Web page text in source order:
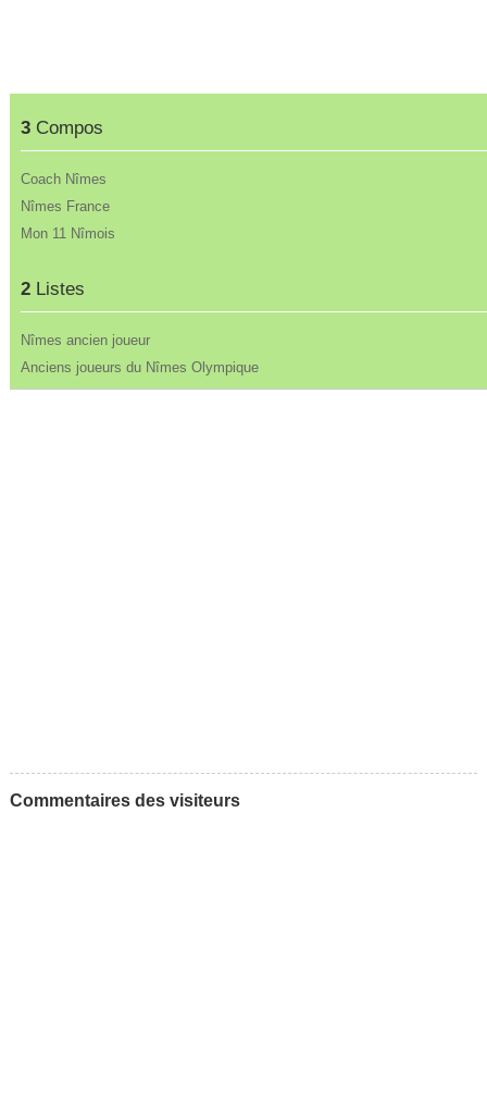
3Compos
Coach Nîmes
Nîmes France
Mon 11 Nîmois
2Listes
Nîmes ancien joueur
Anciens joueurs du Nîmes Olympique
Commentaires des visiteurs